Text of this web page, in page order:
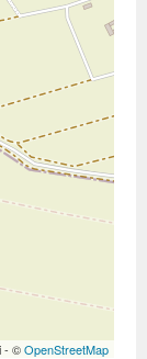
- ©OpenStreetMap